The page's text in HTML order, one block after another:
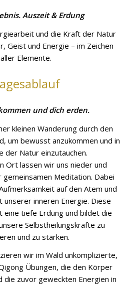
Auszeit & Erdung
und die Kraft der Natur
Geist und Energie – im Zeichen
aller Elemente.
und dich erden.
kleinen Wanderung durch den
um bewusst anzukommen und in
der Natur einzutauchen.
Ort lassen wir uns nieder und
gemeinsamen Meditation. Dabei
auf den Atem und
unserer inneren Energie. Diese
eine tiefe Erdung und bildet die
Selbstheilungskräfte zu
und zu stärken.
wir im Wald unkomplizierte,
Übungen, die den Körper
die zuvor geweckten Energien in